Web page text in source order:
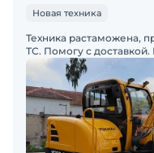
Новая техника
Техника растаможена,
ТС. Помогу с